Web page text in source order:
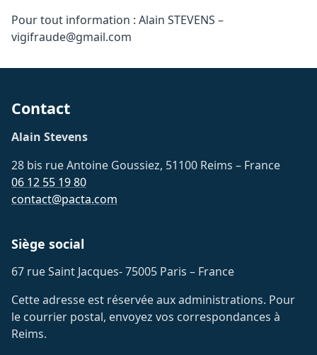
Pour tout information : Alain STEVENS –
vigifraude@gmail.com
Contact
Alain Stevens
28 bis rue Antoine Goussiez, 51100 Reims – France
06 12 55 19 80
contact@pacta.com
Siège social
67 rue Saint Jacques- 75005 Paris – France
Cette adresse est réservée aux administrations. Pour
le courrier postal, envoyez vos correspondances à
Reims.